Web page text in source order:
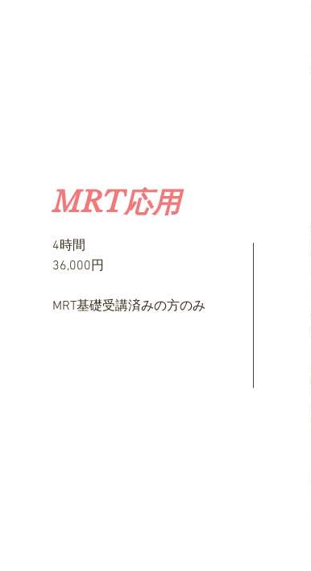
MRT応用
4時間
​36,000円
MRT基礎受講済みの方のみ